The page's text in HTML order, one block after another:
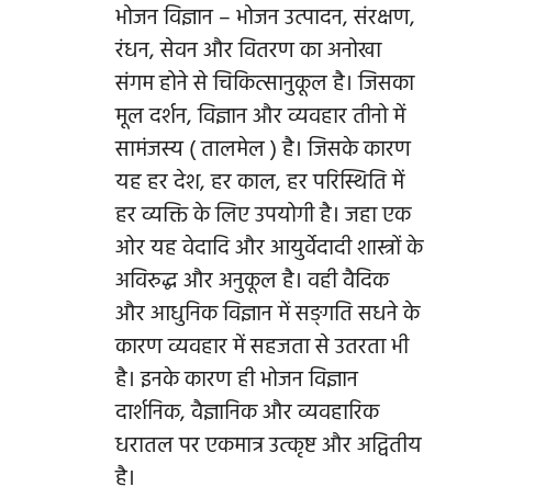
भोजन विज्ञान – भोजन उत्पादन, संरक्षण,
रंधन, सेवन और वितरण का अनोखा
संगम होने से चिकित्सानुकूल है। जिसका
मूल दर्शन, विज्ञान और व्यवहार तीनो में
सामंजस्य ( तालमेल ) है। जिसके कारण
यह हर देश, हर काल, हर परिस्थिति में
हर व्यक्ति के लिए उपयोगी है। जहा एक
ओर यह वेदादि और आयुर्वेदादी शास्त्रों के
अविरुद्ध और अनुकूल है। वही वैदिक
और आधुनिक विज्ञान में सङ्गति सधने के
कारण व्यवहार में सहजता से उतरता भी
है। इनके कारण ही भोजन विज्ञान
दार्शनिक, वैज्ञानिक और व्यवहारिक
धरातल पर एकमात्र उत्कृष्ट और अद्वितीय
है।